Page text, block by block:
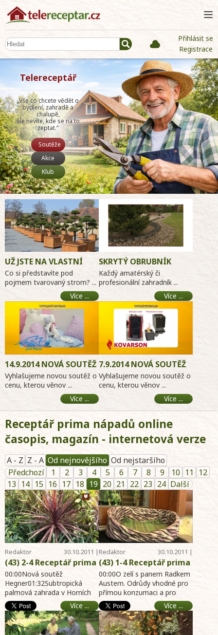
Receptář prima nápadů online
časopis, magazín - internetová verze
A - Z Z - A Od nejnovějšího Od nejstaršího
Předchozí
1 2 3 4 5 6 7 8 9 10 11
12
13 14 15 16 17 18 19 20 21 22 23 24 Další
Redaktor
Telereceptáře
30.10.2011 |
08:58
(43) 2-4 Receptář prima
nápadů online - NOVÁ
soutěž - Palmová
zahrada v Horních
Počernicích - Japonské
dekorace kusudama -
Čistička vzduchu -
00:00Nová soutěž
Hegner01:32Subtropická
palmová zahrada v Horních
Počernicích, jak se postarat
o teplomilné rostliny na
zimu.05 ...
Více ...
Redaktor
Telereceptáře
30.10.2011 |
08:58
(43) 1-4 Receptář prima
nápadů online - Odrůdy
zelí - Čištění odpadů v
domácnosti - Pasti na
myši - Vápnění půdy -
online archiv hobby
portál 30.10.2011-
00:00O zelí s panem Radkem
Austem. Odrůdy vhodné pro
přímou konzumaci a pro
nakládání a
konzervování.05:08Ucpaný
odpad v kuch ...
Více ...
UŽ JSTE NA VLASTNÍ
OČI VIDĚLI OBROVSKÉ
ZAHRADNÍ BONSAJE?
Co si představíte pod
pojmem tvarovaný strom? ...
Více ...
SKRYTÝ OBRUBNÍK
Každý amatérský či
profesionální zahradník ...
Více ...
14.9.2014 NOVÁ SOUTĚŽ
O PÉŘOVÉ DEKY
Vyhlašujeme novou soutěž o
cenu, kterou věnov ...
Více ...
7.9.2014 NOVÁ SOUTĚŽ
KOVARSON
MODERNIZACE KOTLŮ
Vyhlašujeme novou soutěž o
cenu, kterou věnov ...
Více ...
Přihlásit se
Registrace
Telereceptář
„Vše co chcete vědět o
bydlení, zahradě a
chalupě,
ale nevíte, kde se na to
zeptat.“
Soutěže
Akce
Klub